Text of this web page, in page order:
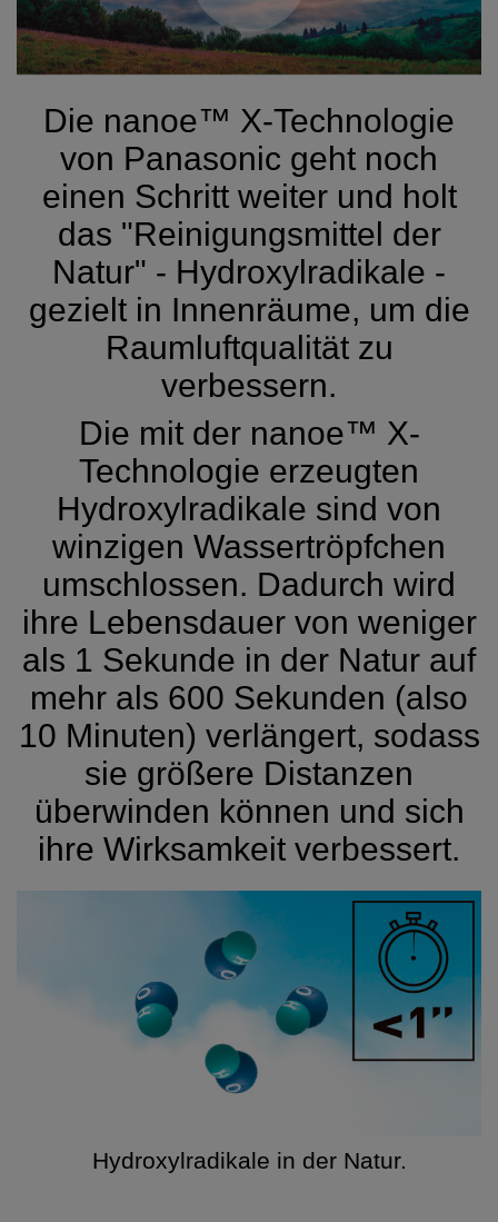
Die nanoe™ X-Technologie
von Panasonic geht noch
einen Schritt weiter und holt
das "Reinigungsmittel der
Natur" - Hydroxylradikale -
gezielt in Innenräume, um die
Raumluftqualität zu
verbessern.
Die mit der nanoe™ X-
Technologie erzeugten
Hydroxylradikale sind von
winzigen Wassertröpfchen
umschlossen. Dadurch wird
ihre Lebensdauer von weniger
als 1 Sekunde in der Natur auf
mehr als 600 Sekunden (also
10 Minuten) verlängert, sodass
sie größere Distanzen
überwinden können und sich
ihre Wirksamkeit verbessert.
Hydroxylradikale in der Natur.